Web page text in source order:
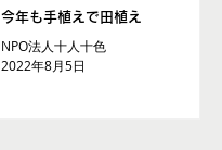
今年も手植えで田植え
NPO法人十人十色
2022年8月5日